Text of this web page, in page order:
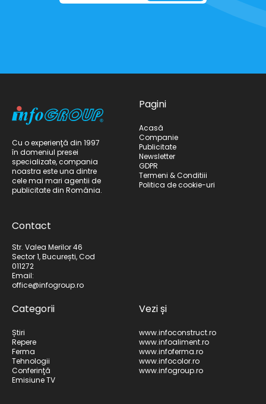
Cu o experienţă din 1997
în domeniul presei
specializate, compania
noastra este una dintre
cele mai mari agentii de
publicitate din România.
Contact
Str. Valea Merilor 46
Sector 1, București, Cod
011272
Email:
office@infogroup.ro
Pagini
Acasă
Companie
Publicitate
Newsletter
GDPR
Termeni & Conditiii
Politica de cookie-uri
Categorii
Știri
Repere
Ferma
Tehnologii
Conferinţă
Emisiune TV
Vezi și
www.infoconstruct.ro
www.infoaliment.ro
www.infoferma.ro
www.infocolor.ro
www.infogroup.ro